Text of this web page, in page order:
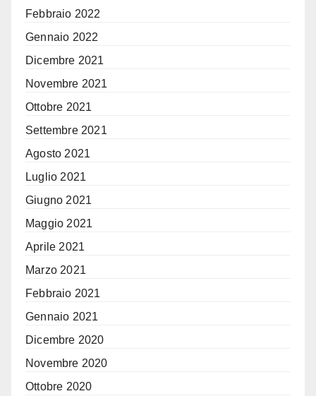
Febbraio 2022
Gennaio 2022
Dicembre 2021
Novembre 2021
Ottobre 2021
Settembre 2021
Agosto 2021
Luglio 2021
Giugno 2021
Maggio 2021
Aprile 2021
Marzo 2021
Febbraio 2021
Gennaio 2021
Dicembre 2020
Novembre 2020
Ottobre 2020